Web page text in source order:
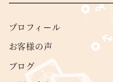
プロフィール
お客様の声
ブログ